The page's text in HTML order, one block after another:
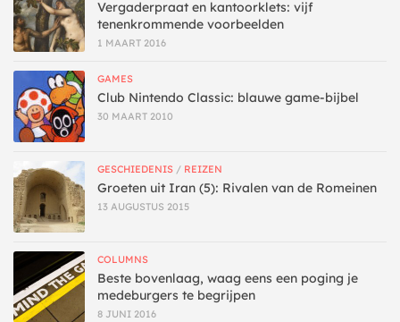
Vergaderpraat en kantoorklets: vijf
tenenkrommende voorbeelden
1 MAART 2016
GAMES
Club Nintendo Classic: blauwe game-bijbel
30 MAART 2010
GESCHIEDENIS / REIZEN
Groeten uit Iran (5): Rivalen van de Romeinen
13 AUGUSTUS 2015
COLUMNS
Beste bovenlaag, waag eens een poging je
medeburgers te begrijpen
8 JUNI 2016